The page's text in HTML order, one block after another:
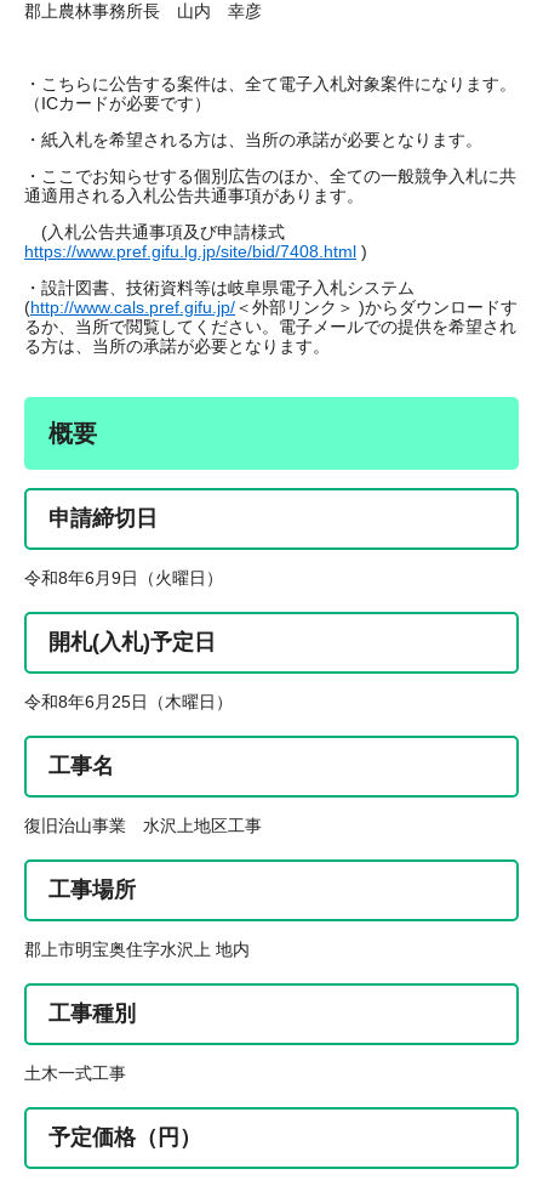
郡上農林事務所長 山内 幸彦
・こちらに公告する案件は、全て電子入札対象案件になります。
（ICカードが必要です）
・紙入札を希望される方は、当所の承諾が必要となります。
・ここでお知らせする個別広告のほか、全ての一般競争入札に共
通適用される入札公告共通事項があります。
(入札公告共通事項及び申請様式
https://www.pref.gifu.lg.jp/site/bid/7408.html )
・設計図書、技術資料等は岐阜県電子入札システム
(http://www.cals.pref.gifu.jp/＜外部リンク＞ )からダウンロードす
るか、当所で閲覧してください。電子メールでの提供を希望され
る方は、当所の承諾が必要となります。
概要
申請締切日
令和8年6月9日（火曜日）
開札(入札)予定日
令和8年6月25日（木曜日）
工事名
復旧治山事業 水沢上地区工事
工事場所
郡上市明宝奥住字水沢上 地内
工事種別
土木一式工事
予定価格（円）